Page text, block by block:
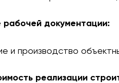
рабочей документации:
и производство
реализации